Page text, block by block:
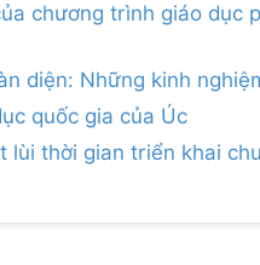
chương trình giáo dục
diện: Những kinh
quốc gia của Úc
lùi thời gian triển khai